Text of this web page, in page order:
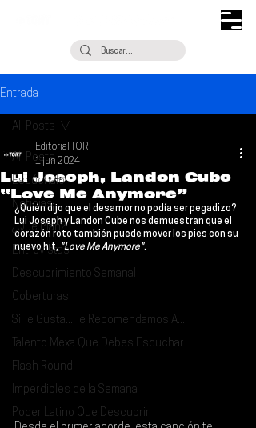
Entrada
All Posts
Escúchalo
Noticias
¿Qué Plan?
Entrevistas
Descubrimiento Semanal
Coberturas
Si Te Gusta... Te Recomendamos A...
Talento Mexa Que Debes Escuchar
Flash Round
Imperdibles de la Semana
Poder Latino Que Descubrir
All Posts
Lui Joseph, Landon Cube
“Love Me Anymore”
Editorial TORT
1 jun 2024
¿Quién dijo que el desamor no podía ser pegadizo?
Lui Joseph y Landon Cube nos demuestran que el
corazón roto también puede mover los pies con su
nuevo hit, "Love Me Anymore".